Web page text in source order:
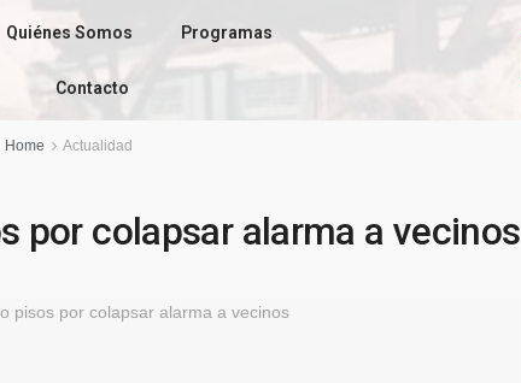
Quiénes Somos Programas
Contacto
Home Actualidad
por colapsar alarma a vecinos